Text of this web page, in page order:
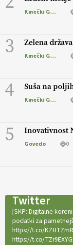
Kmečki Glas
3 Zelena
Kmečki Glas
4 Suša na
Kmečki Glas
5 Inovativnost
Govedo 0
Twitter
[SKP: Digitalne
podatki za
https://t.co/
https://t.co/